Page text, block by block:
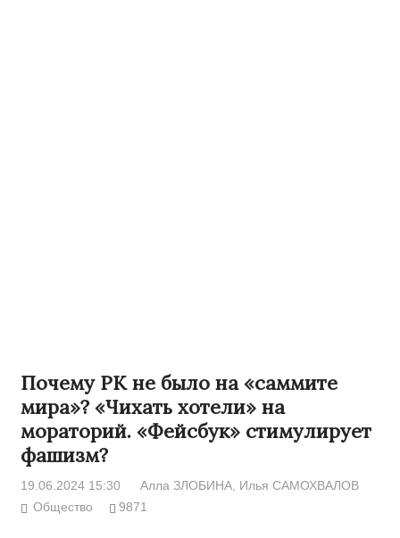
Почему РК не было на «саммите
мира»? «Чихать хотели» на
мораторий. «Фейсбук» стимулирует
фашизм?
19.06.2024 15:30 Алла ЗЛОБИНА, Илья САМОХВАЛОВ
Общество
9871